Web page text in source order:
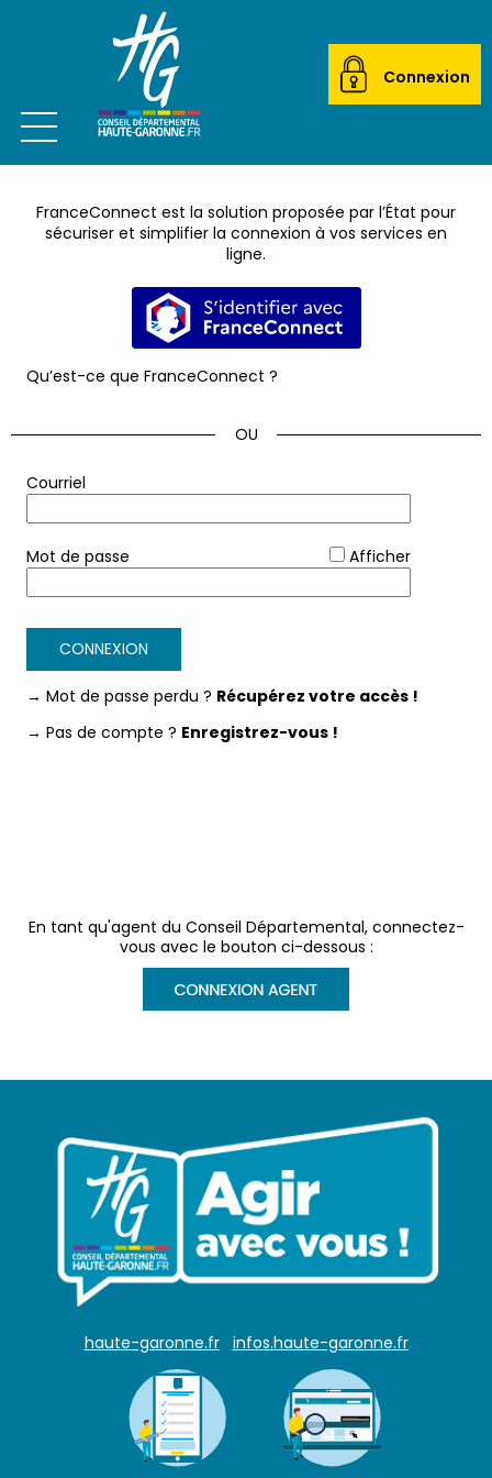
Connexion
Ouvrir le menu
ACTEUR LOCAL
ETABLISSEMENTS SCOLAIRES
TRANSPORTEURS
En tant qu'agent du Conseil Départemental, connectez-
vous avec le bouton ci-dessous :
FranceConnect est la solution proposée par l’État pour
sécuriser et simplifier la connexion à vos services en
ligne.
S’identifier avec FranceConnect
Qu’est-ce que FranceConnect ?
Courriel
Mot de passe Afficher
CONNEXION
→ Mot de passe perdu ? Récupérez votre accès !
→ Pas de compte ? Enregistrez-vous !
haute-garonne.fr infos.haute-garonne.fr